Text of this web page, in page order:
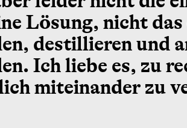
Lösung, nicht
destillieren und
Ich liebe es, zu
miteinander zu